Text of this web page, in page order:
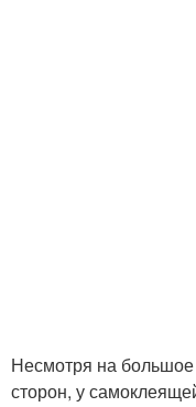
Несмотря на
сторон, у